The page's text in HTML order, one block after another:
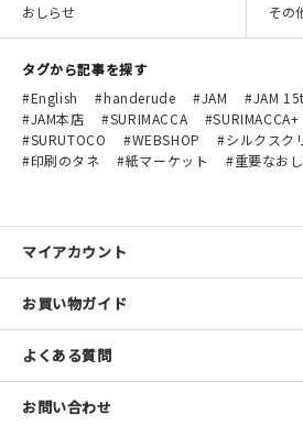
おしらせ その
タグから記事を探す
English
handerude JAM
JAM
JAM本店
SURIMACCA SURIMACCA+
SURUTOCO
WEBSHOP シルクスク
印刷のタネ
紙マーケット 重要なお
マイアカウント
お買い物ガイド
よくある質問
お問い合わせ